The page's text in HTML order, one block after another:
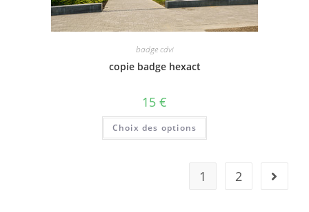
badge cdvi
copie badge hexact
15 €
Choix des options
1 2